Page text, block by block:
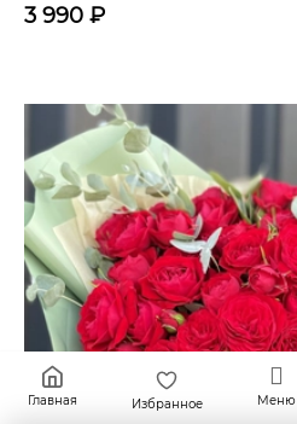
Главная Избранное Меню
3 990 ₽